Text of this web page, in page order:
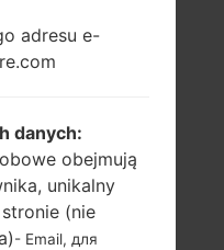
adresu e-
danych:
obejmują
unikalny
(nie
- Email, для